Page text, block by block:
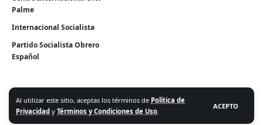
Al utilizar este sitio, aceptas los términos de Política de
Privacidad y Términos y Condiciones de Uso.
ACEPTO
Palme
Internacional Socialista
Partido Socialista Obrero
Español
Algunos Derechos Reservados. Instituto Igualdad 2026.